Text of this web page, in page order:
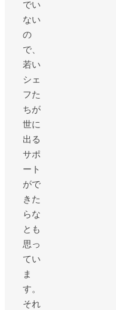
でい
ない
の
で、
若い
シェ
フた
ちが
世に
出る
サポ
ート
がで
きた
らな
とも
思っ
てい
ま
す。
それ